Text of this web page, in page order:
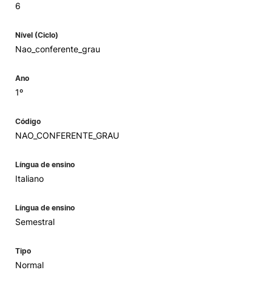
6
Nível (Ciclo)
Nao_conferente_grau
Ano
1º
Código
NAO_CONFERENTE_GRAU
Língua de ensino
Italiano
Língua de ensino
Semestral
Tipo
Normal